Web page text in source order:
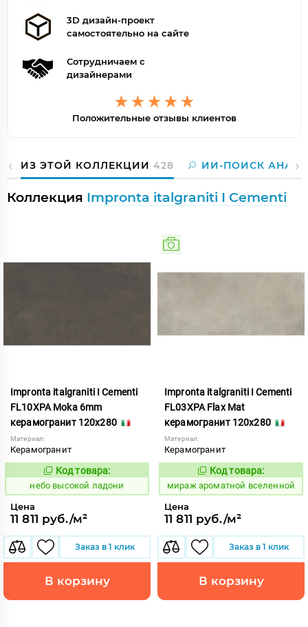
3D дизайн-проект
самостоятельно на сайте
Сотрудничаем с
дизайнерами
Положительные отзывы клиентов
ИЗ ЭТОЙ КОЛЛЕКЦИИ 428 ИИ-ПОИСК
Коллекция Impronta italgraniti I Cementi
Impronta italgraniti I Cementi
FL10XPA Moka 6mm
керамогранит 120x280
Материал:
Керамогранит
1111417
Код товара:
небо высокой ладони
Цена
11 811 руб./м²
Заказ в 1 клик
В корзину
Impronta italgraniti I Cementi
FL03XPA Flax Mat
керамогранит 120x280
Материал:
Керамогранит
984638
Код товара:
мираж ароматной вселенной
Цена
11 811 руб./м²
Заказ в 1 клик
В корзину